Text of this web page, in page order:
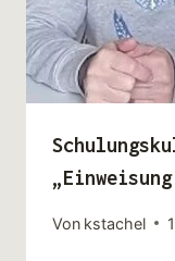
Von kstachel